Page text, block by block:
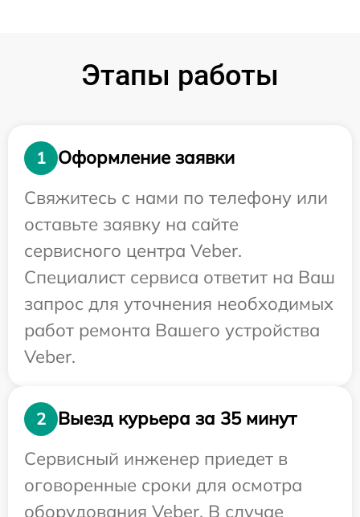
Этапы работы
1
Оформление заявки
Свяжитесь с нами по телефону или
оставьте заявку на сайте
сервисного центра Veber.
Специалист сервиса ответит на Ваш
запрос для уточнения необходимых
работ ремонта Вашего устройства
Veber.
2
Выезд курьера за 35 минут
Сервисный инженер приедет в
оговоренные сроки для осмотра
оборудования Veber. В случае